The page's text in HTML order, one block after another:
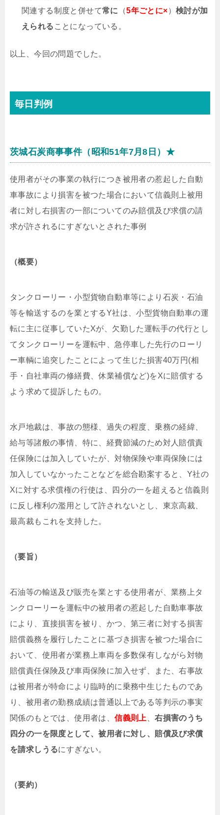
関連する制度と併せて常に （5年ごとに×）検討が加
えられる ことになっている。
以上、今回の問題でした。
毎日判例
茨城石炭商事事件（昭和51年7月8日）★
使用者がその事業の執行につき被用者の惹起した自動
車事故により損害を被つた場合において信義則上被用
者に対し右損害の一部についてのみ賠償及び求償の請
求が許されるにすぎないとされた事例
（概要）
タンクローリー・小型貨物自動車等により石炭・石油
等を輸送するのを業とするY社は、小型貨物自動車の運
転に主に従事していたXが、欠勤した運転手の代行とし
てタンクローリーを運転中、急停車した先行のローリ
ー車輌に追突したことによって生じた損害40万円(相
手・自社車両の修繕費、休業補償など)をXに賠償する
よう求めて提訴したもの。
水戸地裁は、事故の態様、過失の程度、乗務の経緯、
給与等諸般の事情、特に、経費節減のため対人賠償責
任保険には加入していたが、対物保険や車両保険には
加入していなかったことなどを総合勘案すると、Y社の
Xに対する求償権の行使は、四分の一を超えると信義則
に反し権利の濫用として許されないとし、東京高裁、
最高裁もこれを支持した。
（要旨）
石油等の輸送及び販売を業とする使用者が、業務上タ
ンクローリーを運転中の被用者の惹起した自動車事故
により、直接損害を被り、かつ、第三者に対する損害
賠償義務を履行したことに基づき損害を被つた場合に
おいて、使用者が業務上車両を多数保有しながら対物
賠償責任保険及び車両保険に加入せず、また、右事故
は被用者が特命により臨時的に乗務中生じたものであ
り、被用者の勤務成績は普通以上である等判示の事実
関係のもとでは、使用者は、信義則上、右損害のうち
四分の一を限度として、被用者に対し、賠償及び求償
を請求しうるにすぎない。
（要約）